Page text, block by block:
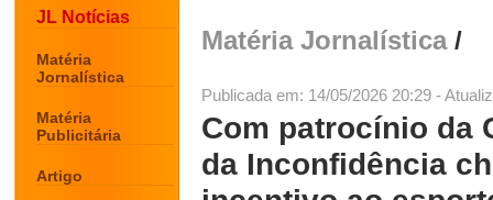
JL Notícias
Matéria
Jornalística
Matéria
Publicitária
Artigo
Matéria Jornalística/
Publicada em: 14/05/2026 20:29 -
Com patrocínio da
da Inconfidência